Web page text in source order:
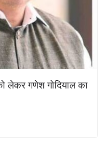
लेकर गणेश गोदियाल का